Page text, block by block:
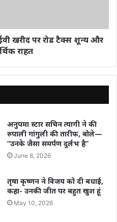
खरीद पर रोड टैक्स शून्य और
राहत
अनुपमा स्टार सचिन त्यागी ने की
रुपाली गांगुली की तारीफ, बोले—
“उनके जैसा समर्पण दुर्लभ है”
June 8, 2026
तृषा कृष्णन ने विजय को दी बधाई,
कहा- उनकी जीत पर बहुत खुश हूं
May 10, 2026